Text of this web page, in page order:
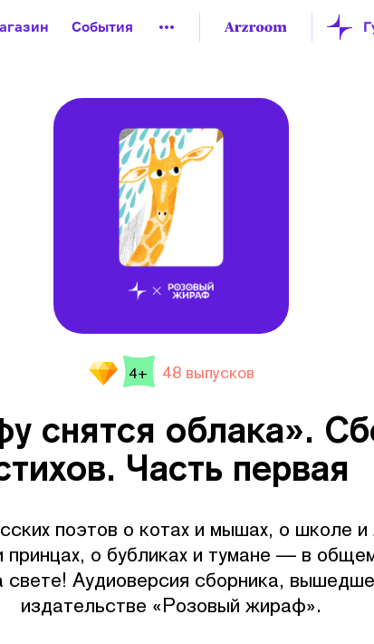
События
Русский язык от «гой еси» до «лол кек»
XX века
Русская литература XX века
4+ 48 выпусков
снятся облака».
Часть первая
поэтов о котах и мышах, о школе и
принцах, о бубликах и тумане — в
свете! Аудиоверсия сборника,
издательстве «Розовый жираф».